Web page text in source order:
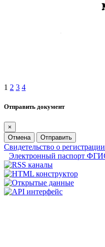
1 2 3 4
Отправить документ
×
Отмена
Отправить
Свидетельство о
Электронный паспорт